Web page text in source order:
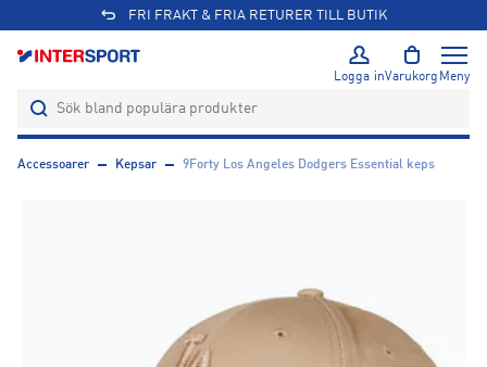
FRI FRAKT & FRIA RETURER TILL BUTIK
Logga inVarukorg Meny
Accessoarer Kepsar 9Forty Los Angeles Dodgers Essential keps